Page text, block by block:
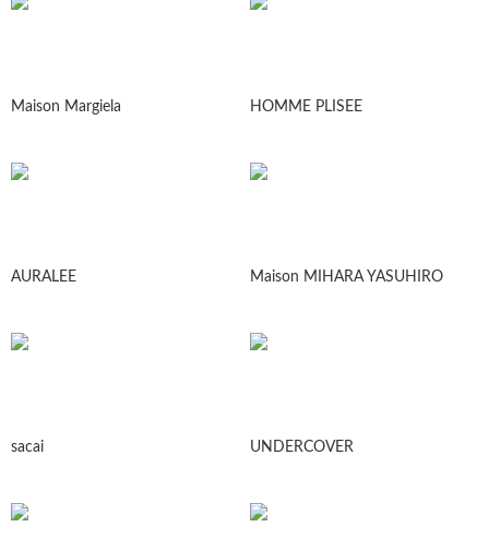
Maison Margiela HOMME PLISEE
AURALEE Maison MIHARA YASUHIRO
sacai UNDERCOVER